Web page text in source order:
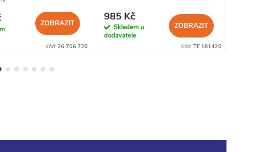
ZOBRAZIT
Kód: 26.706.720
985 Kč
Skladem u
dodavatele
ZOBRAZIT
Kód: TE 181420